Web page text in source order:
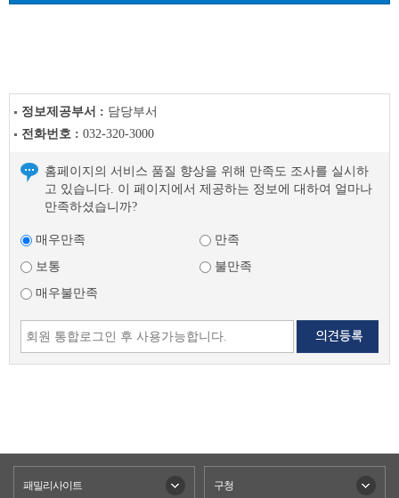
정보제공부서 : 담당부서
전화번호 : 032-320-3000
홈페이지의 서비스 품질 향상을 위해 만족도 조사를 실시하
고 있습니다. 이 페이지에서 제공하는 정보에 대하여 얼마나
만족하셨습니까?
매우만족
만족
보통
불만족
매우불만족
패밀리사이트 구청